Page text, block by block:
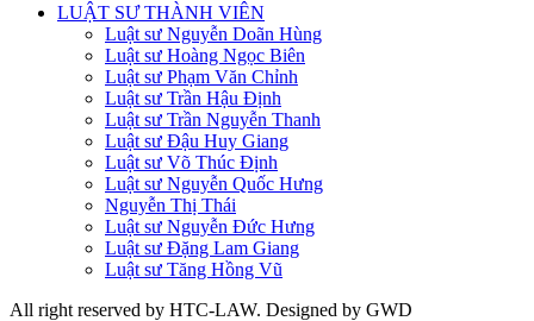
LUẬT SƯ THÀNH VIÊN
Luật sư Nguyễn Doãn Hùng
Luật sư Hoàng Ngọc Biên
Luật sư Phạm Văn Chỉnh
Luật sư Trần Hậu Định
Luật sư Trần Nguyễn Thanh
Luật sư Đậu Huy Giang
Luật sư Võ Thúc Định
Luật sư Nguyễn Quốc Hưng
Nguyễn Thị Thái
Luật sư Nguyễn Đức Hưng
Luật sư Đặng Lam Giang
Luật sư Tăng Hồng Vũ
All right reserved by HTC-LAW. Designed by GWD